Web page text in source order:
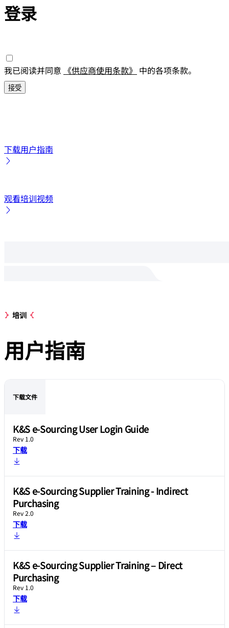
登录
我已阅读并同意 《供应商使用条款》 中的各项条款。
下载用户指南
观看培训视频
培训
用户指南
下载文件
K&S e-Sourcing User Login Guide
Rev 1.0
下载
K&S e-Sourcing Supplier Training - Indirect
Purchasing
Rev 2.0
下载
K&S e-Sourcing Supplier Training – Direct
Purchasing
Rev 1.0
下载